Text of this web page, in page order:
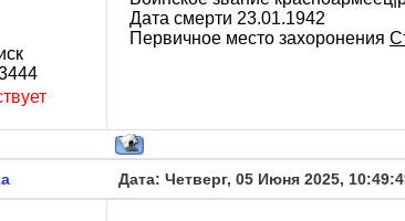
Дата смерти 23.01.1942
Первичное место захоронения
Дата: Четверг, 05 Июня 2025,